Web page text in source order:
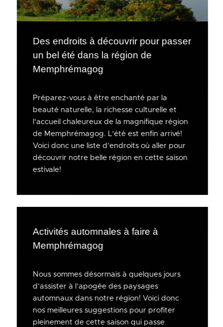
Des endroits à découvrir pour passer
un bel été dans la région de
Memphrémagog
Préparez-vous à être enchanté par la
beauté naturelle, la richesse culturelle et
l’accueil chaleureux de la magnifique région
de Memphrémagog. L’été est enfin arrivé!
Voici donc une liste d’endroits où aller pour
découvrir notre belle région en cette saison
estivale!
Activités automnales à faire à
Memphrémagog
Nous sommes désormais à quelques jours
d’assister à l’apogée des paysages
automnaux dans notre région! Voici donc
nos meilleures suggestions pour profiter
pleinement de cette saison qui passe